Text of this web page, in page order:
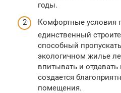
годы.
Комфортные условия
единственный
способный
экологичном жилье
впитывать и
создается
помещения.